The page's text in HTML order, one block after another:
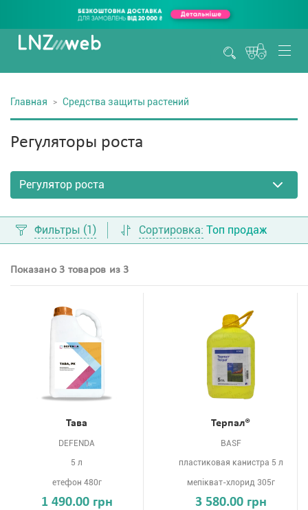
Главная Средства защиты растений
Регуляторы роста
Фильтры (1) Сортировка: Топ продаж
Показано 3 товаров из 3
Тава
DEFENDA
5 л
етефон 480г
1 490.00 грн
Терпал®
BASF
пластиковая канистра 5 л
мепікват-хлорид 305г
3 580.00 грн